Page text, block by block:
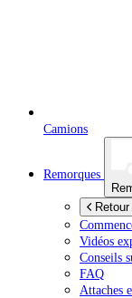
Camions
Remorques
Vidéos
Conseils
FAQ
Attaches